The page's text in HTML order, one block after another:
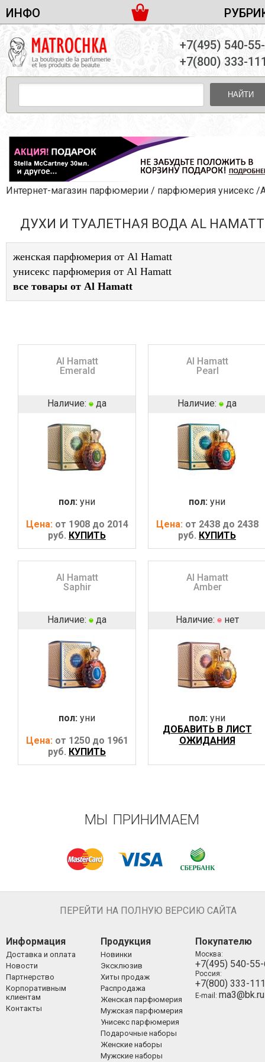
ИНФО
ДОСТАВКА И ОПЛАТА
ПАРТНЕРСТВО
КОНТАКТЫ
ЖЕНСКАЯ ПАРФЮМЕРИЯ
МУЖСКАЯ ПАРФЮМЕРИЯ
УНИСЕКС ПАРФЮМЕРИЯ
ЖЕНСКИЕ НАБОРЫ
МУЖСКИЕ НАБОРЫ
УНИСЕКС НАБОРЫ
УХОД ЗА ЛИЦОМ
УХОД ЗА ТЕЛОМ
ДЕКОРАТИВНАЯ КОСМЕТИКА
+7(495) 540-
+7(800) 333-
НАЙТИ
Интернет-магазин парфюмерии / парфюмерия унисекс /Al
ДУХИ И ТУАЛЕТНАЯ ВОДА AL HAMATT
женская парфюмерия от Al Hamatt
унисекс парфюмерия от Al Hamatt
все товары от Al Hamatt
Al Hamatt
Emerald
Наличие: да
пол: уни
Цена: от 1908 до 2014
руб. КУПИТЬ
Al Hamatt
Pearl
Наличие: да
пол: уни
Цена: от 2438 до 2438
руб. КУПИТЬ
Al Hamatt
Saphir
Наличие: да
пол: уни
Цена: от 1250 до 1961
руб. КУПИТЬ
Al Hamatt
Amber
Наличие: нет
пол: уни
ДОБАВИТЬ В ЛИСТ
ОЖИДАНИЯ
МЫ ПРИНИМАЕМ
ПЕРЕЙТИ НА ПОЛНУЮ ВЕРСИЮ САЙТА
Информация
Доставка и оплата
Новости
Партнерство
Корпоративным
клиентам
Контакты
Продукция
Новинки
Эксклюзив
Хиты продаж
Распродажа
Женская парфюмерия
Мужская парфюмерия
Унисекс парфюмерия
Подарочные наборы
Женские наборы
Мужские наборы
Покупателю
Москва:
+7(495) 540-
Россия:
+7(800) 333-
E-mail: ma3@bk.ru